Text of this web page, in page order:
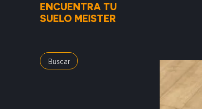
ENCUENTRA TU
SUELO MEISTER
Buscar